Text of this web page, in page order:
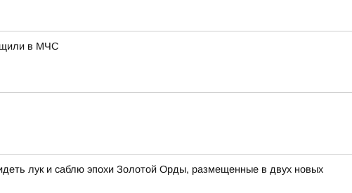
в МЧС
лук и саблю эпохи Золотой Орды, размещенные в двух новых